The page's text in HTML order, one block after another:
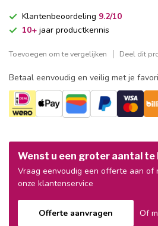
Klantenbeoordeling 9.2/10
10+ jaar productkennis
Toevoegen om te vergelijken Deel dit
Betaal eenvoudig en veilig met je
Wenst u een groter aantal te
Vraag eenvoudig een offerte aan of
onze klantenservice
Offerte aanvragen
Of